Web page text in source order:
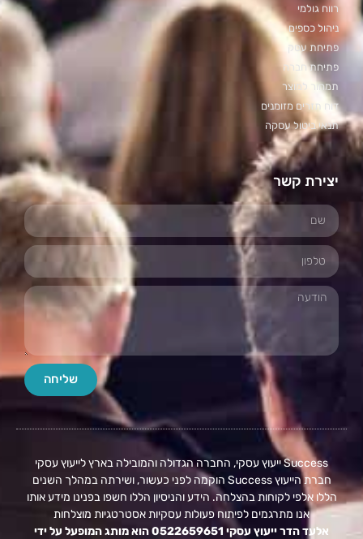
רווח גולמי
ניהול כספים
פתיחת עסק
פתיחת חברה
תמחור למוצר
דוח תזרים מזומנים
תנאי ביטול עסקה
יצירת קשר
שליחה
Success ייעוץ עסקי, החברה הגדולה והמובילה בארץ לייעוץ עסקי
חברת הייעוץ Success הוקמה לפני כעשור, ושירתה במהלך השנים
הללו אלפי לקוחות בהצלחה. הידע והניסיון הללו חשפו בפנינו מידע אותו
אנו מתרגמים לפיתוח פעולות עסקיות אסטרטגיות מוצלחות
אלעד הדר ייעוץ עסקי 0522659651 הוא מותג המופעל על ידי